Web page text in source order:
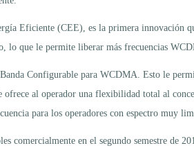
Eficiente (CEE), es la primera innovación
lo que le permite liberar más frecuencias
Configurable para WCDMA. Esto le
al operador una flexibilidad total al
para los operadores con espectro muy
comercialmente en el segundo semestre de